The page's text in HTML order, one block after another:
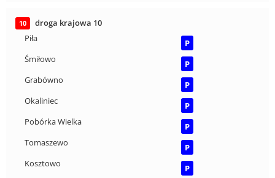
10
droga krajowa 10
Piła
P
Śmiłowo
P
Grabówno
P
Okaliniec
P
Pobórka Wielka
P
Tomaszewo
P
Kosztowo
P